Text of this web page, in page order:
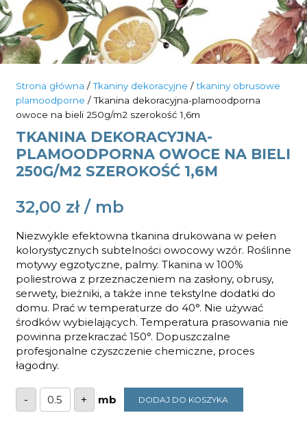
Strona główna /Tkaniny dekoracyjne /tkaniny obrusowe
plamoodporne / Tkanina dekoracyjna-plamoodporna
owoce na bieli 250g/m2 szerokość 1,6m
TKANINA DEKORACYJNA-
PLAMOODPORNA OWOCE NA BIELI
250G/M2 SZEROKOŚĆ 1,6M
32,00 zł
Niezwykle efektowna tkanina drukowana w pełen
kolorystycznych subtelności owocowy wzór. Roślinne
motywy egzotyczne, palmy. Tkanina w 100%
poliestrowa z przeznaczeniem na zasłony, obrusy,
serwety, bieżniki, a także inne tekstylne dodatki do
domu. Prać w temperaturze do 40°. Nie używać
środków wybielających. Temperatura prasowania nie
powinna przekraczać 150°. Dopuszczalne
profesjonalne czyszczenie chemiczne, proces
łagodny.
-
ilość
Tkanina
dekoracyjna-
+ DODAJ DO KOSZYKA